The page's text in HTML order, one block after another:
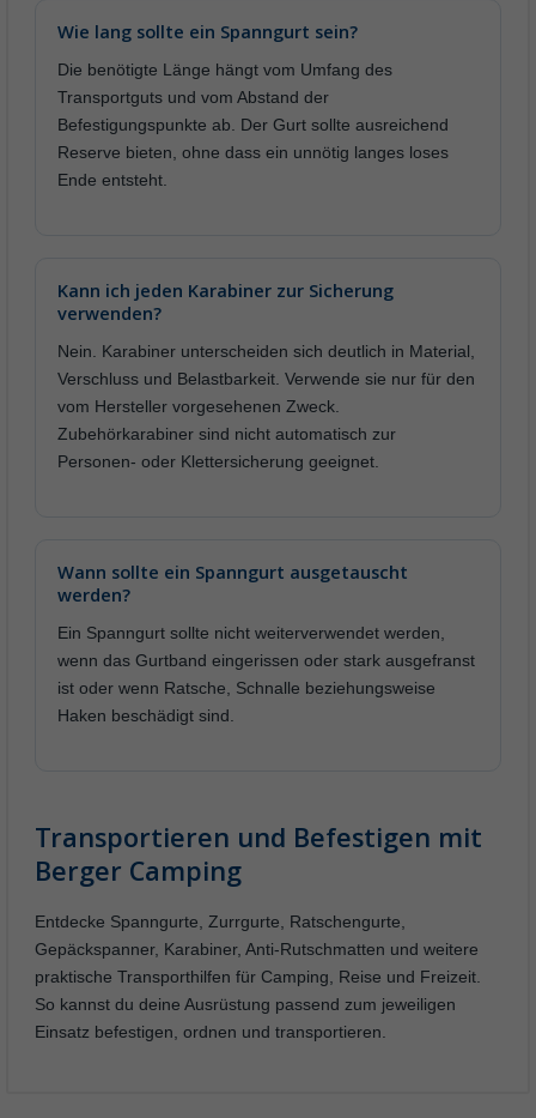
Wie lang sollte ein Spanngurt sein?
Die benötigte Länge hängt vom Umfang des
Transportguts und vom Abstand der
Befestigungspunkte ab. Der Gurt sollte ausreichend
Reserve bieten, ohne dass ein unnötig langes loses
Ende entsteht.
Kann ich jeden Karabiner zur Sicherung
verwenden?
Nein. Karabiner unterscheiden sich deutlich in Material,
Verschluss und Belastbarkeit. Verwende sie nur für den
vom Hersteller vorgesehenen Zweck.
Zubehörkarabiner sind nicht automatisch zur
Personen- oder Klettersicherung geeignet.
Wann sollte ein Spanngurt ausgetauscht
werden?
Ein Spanngurt sollte nicht weiterverwendet werden,
wenn das Gurtband eingerissen oder stark ausgefranst
ist oder wenn Ratsche, Schnalle beziehungsweise
Haken beschädigt sind.
Transportieren und Befestigen mit
Berger Camping
Entdecke Spanngurte, Zurrgurte, Ratschengurte,
Gepäckspanner, Karabiner, Anti-Rutschmatten und weitere
praktische Transporthilfen für Camping, Reise und Freizeit.
So kannst du deine Ausrüstung passend zum jeweiligen
Einsatz befestigen, ordnen und transportieren.